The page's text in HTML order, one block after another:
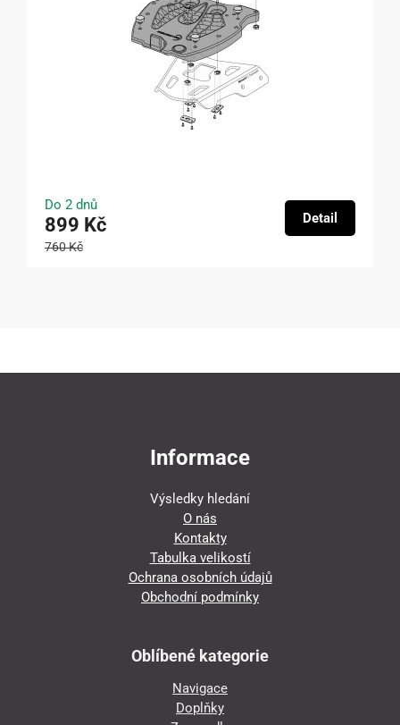
Do 2 dnů
899 Kč
760 Kč
Detail
Informace
Výsledky hledání
O nás
Kontakty
Tabulka velikostí
Ochrana osobních údajů
Obchodní podmínky
Oblíbené kategorie
Navigace
Doplňky